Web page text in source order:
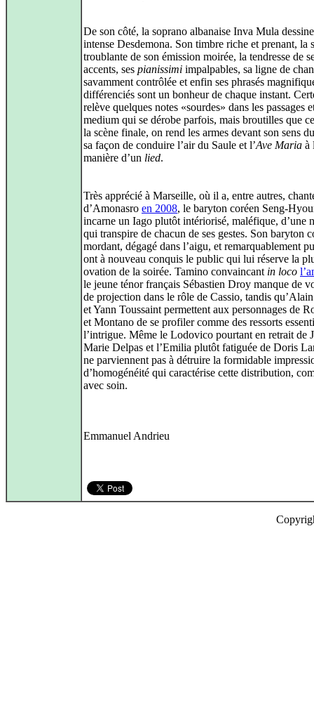
De son côté, la soprano albanaise Inva Mula
intense Desdemona. Son timbre riche et prenant, la
troublante de son émission moirée, la tendresse de
accents, ses pianissimi impalpables, sa ligne de
savamment contrôlée et enfin ses phrasés
différenciés sont un bonheur de chaque instant.
relève quelques notes «sourdes» dans les passages
medium qui se dérobe parfois, mais broutilles que
la scène finale, on rend les armes devant son sens
sa façon de conduire l’air du Saule et l’Ave Maria à
manière d’un lied.
Très apprécié à Marseille, où il a, entre autres,
d’Amonasro en 2008, le baryton coréen Seng-
incarne un Iago plutôt intériorisé, maléfique, d’une
qui transpire de chacun de ses gestes. Son baryton
mordant, dégagé dans l’aigu, et remarquablement
ont à nouveau conquis le public qui lui réserve la
ovation de la soirée. Tamino convaincant in loco
le jeune ténor français Sébastien Droy manque de
de projection dans le rôle de Cassio, tandis
et Yann Toussaint permettent aux personnages de
et Montano de se profiler comme des ressorts
l’intrigue. Même le Lodovico pourtant en retrait de
Marie Delpas et l’Emilia plutôt fatiguée de Doris
ne parviennent pas à détruire la formidable
d’homogénéité qui caractérise cette distribution,
avec soin.
Emmanuel Andrieu